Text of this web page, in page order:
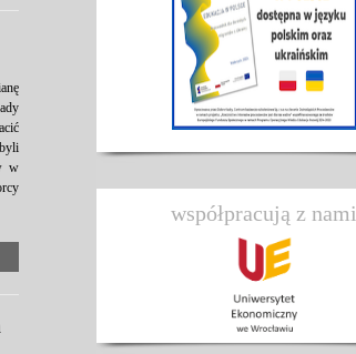
w
współpracują z nami